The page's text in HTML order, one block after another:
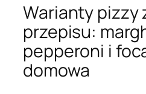
Warianty pizzy
przepisu:
pepperoni i
domowa